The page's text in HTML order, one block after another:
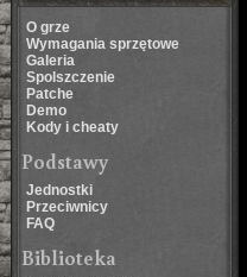
O grze
Wymagania sprzętowe
Galeria
Spolszczenie
Patche
Demo
Kody i cheaty
Podstawy
Jednostki
Przeciwnicy
FAQ
Biblioteka